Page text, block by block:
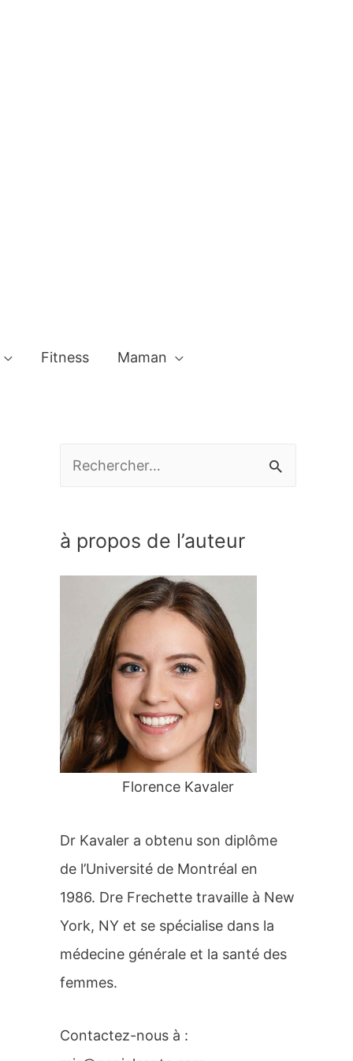
Fitness Maman
h
:
à propos de l’auteur
Florence Kavaler
Dr Kavaler a obtenu son diplôme
de l’Université de Montréal en
1986. Dre Frechette travaille à New
York, NY et se spécialise dans la
médecine générale et la santé des
femmes.
Contactez-nous à :